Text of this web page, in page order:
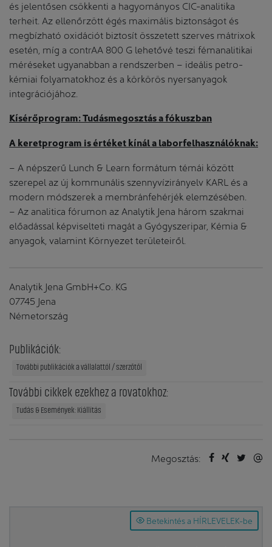
és jelentősen csökkenti a hagyományos CIC-analitika
terheit. Az ellenőrzött égés maximális biztonságot és
megbízható oxidációt biztosít összetett szerves mátrixok
esetén, míg a contrAA 800 G lehetővé teszi fémanalitikai
méréseket ugyanabban a rendszerben – ideális petro-
kémiai folyamatokhoz és a körkörös nyersanyagok
integrációjához.
Kísérőprogram: Tudásmegosztás a fókuszban
A keretprogram is értéket kínál a laborfelhasználóknak:
– A népszerű Lunch & Learn formátum témái között
szerepel az új kommunális szennyvízirányelv KARL és a
modern módszerek a membránfehérjék elemzésében.
– Az analitica fórumon az Analytik Jena három szakmai
előadással képviselteti magát a Gyógyszeripar, Kémia &
anyagok, valamint Környezet területeiről.
Analytik Jena GmbH+Co. KG
07745 Jena
Németország
Publikációk:
További publikációk a vállalattól / szerzőtől
További cikkek ezekhez a rovatokhoz:
Tudás & Események: Kiállítás
Megosztás:
Betekintés a HÍRLEVELEK-be